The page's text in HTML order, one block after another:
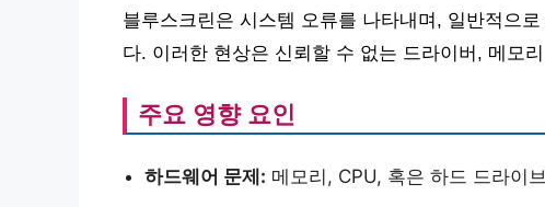
블루스크린은 시스템 오류를 나타내며, 일반적으
다. 이러한 현상은 신뢰할 수 없는 드라이버, 메모
주요 영향 요인
하드웨어 문제: 메모리, CPU, 혹은 하드 드라이